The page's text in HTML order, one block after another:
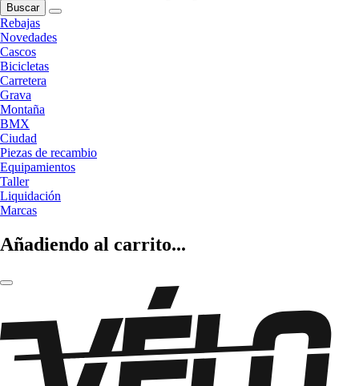
Buscar
Rebajas
Novedades
Cascos
Bicicletas
Carretera
Grava
Montaña
BMX
Ciudad
Piezas de recambio
Equipamientos
Taller
Liquidación
Marcas
Añadiendo al carrito...